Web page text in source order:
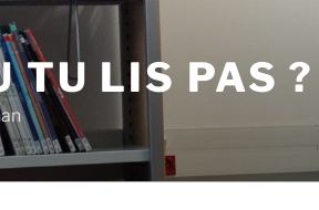
TU LIS PAS ?